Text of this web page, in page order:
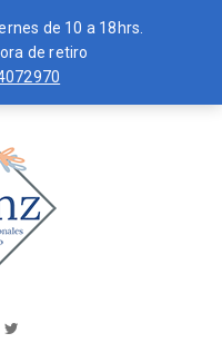
de 10 a 18hrs.
de retiro